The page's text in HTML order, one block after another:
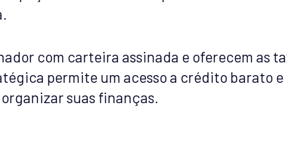
com carteira assinada e oferecem as
permite um acesso a crédito barato
suas finanças.